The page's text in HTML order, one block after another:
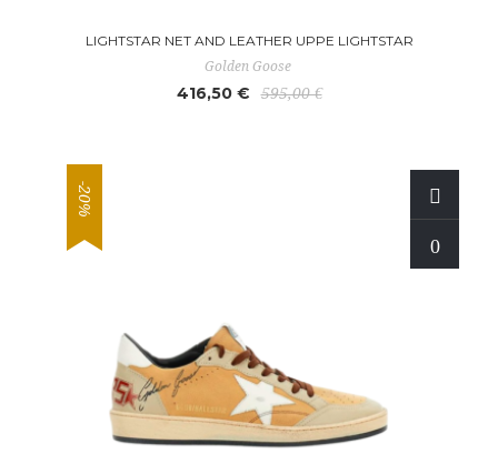
LIGHTSTAR NET AND LEATHER UPPE LIGHTSTAR
Golden Goose
416,50 € 595,00 €
-20%